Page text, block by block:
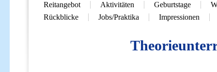
Reitangebot
Aktivitäten Geburtstage
Rückblicke
Jobs/Praktika Impressionen